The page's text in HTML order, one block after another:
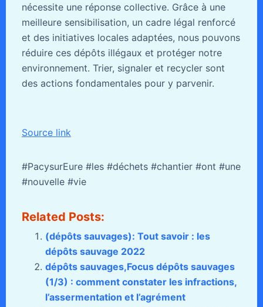
nécessite une réponse collective. Grâce à une
meilleure sensibilisation, un cadre légal renforcé
et des initiatives locales adaptées, nous pouvons
réduire ces dépôts illégaux et protéger notre
environnement. Trier, signaler et recycler sont
des actions fondamentales pour y parvenir.
Source link
#PacysurEure #les #déchets #chantier #ont #une
#nouvelle #vie
Related Posts:
(dépôts sauvages): Tout savoir : les
dépôts sauvage 2022
dépôts sauvages,Focus dépôts sauvages
(1/3) : comment constater les infractions,
l’assermentation et l’agrément